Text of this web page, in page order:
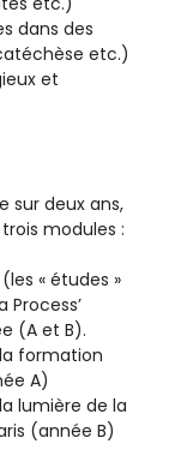
dans des
etc.)
et
sur deux ans,
modules :
« études »
(A et B).
formation
A)
lumière de la
(année B)